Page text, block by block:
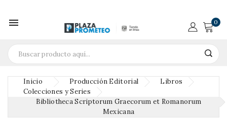
 0
Inicio Producción Editorial
Libros
Colecciones y Series
Bibliotheca Scriptorum Graecorum et Romanorum
Mexicana